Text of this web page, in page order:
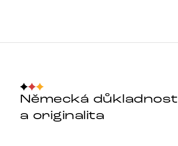
Německá důkladnost
a originalita